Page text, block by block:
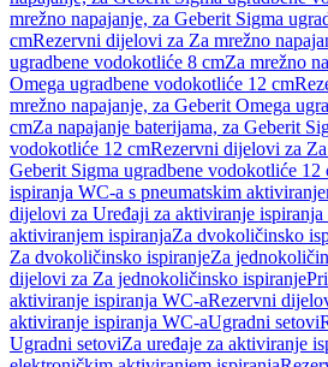
mrežno napajanje, za Geberit Sigma
cmRezervni dijelovi za Za mrežno
ugradbene vodokotliće 8 cmZa mrežno
Omega ugradbene vodokotliće 12 cm
mrežno napajanje, za Geberit Omega
cmZa napajanje baterijama, za Geberit
vodokotliće 12 cmRezervni dijelovi za
Geberit Sigma ugradbene vodokotliće 12
ispiranja WC-a s pneumatskim
dijelovi za Uređaji za aktiviranje
aktiviranjem ispiranjaZa dvokoličinsko
Za dvokoličinsko ispiranjeZa
dijelovi za Za jednokoličinsko ispiranje
aktiviranje ispiranja WC-aRezervni
aktiviranje ispiranja WC-aUgradni setovi
Ugradni setoviZa uređaje za aktiviranje